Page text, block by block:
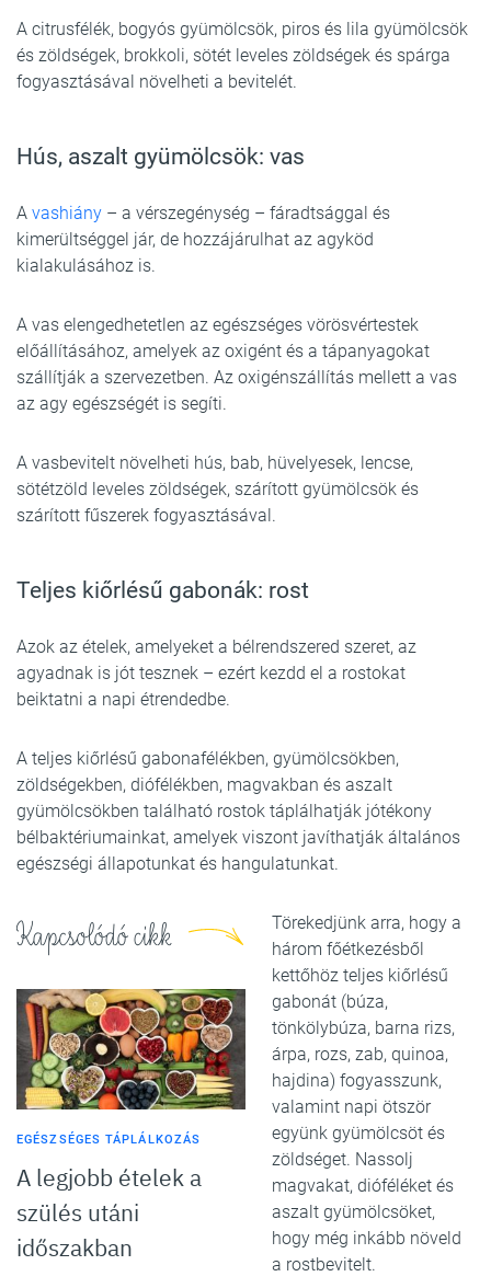
A citrusfélék, bogyós gyümölcsök, piros és lila gyümölcsök
és zöldségek, brokkoli, sötét leveles zöldségek és spárga
fogyasztásával növelheti a bevitelét.
Hús, aszalt gyümölcsök: vas
A vashiány – a vérszegénység – fáradtsággal és
kimerültséggel jár, de hozzájárulhat az agyköd
kialakulásához is.
A vas elengedhetetlen az egészséges vörösvértestek
előállításához, amelyek az oxigént és a tápanyagokat
szállítják a szervezetben. Az oxigénszállítás mellett a vas
az agy egészségét is segíti.
A vasbevitelt növelheti hús, bab, hüvelyesek, lencse,
sötétzöld leveles zöldségek, szárított gyümölcsök és
szárított fűszerek fogyasztásával.
Teljes kiőrlésű gabonák: rost
Azok az ételek, amelyeket a bélrendszered szeret, az
agyadnak is jót tesznek – ezért kezdd el a rostokat
beiktatni a napi étrendedbe.
A teljes kiőrlésű gabonafélékben, gyümölcsökben,
zöldségekben, diófélékben, magvakban és aszalt
gyümölcsökben található rostok táplálhatják jótékony
bélbaktériumainkat, amelyek viszont javíthatják általános
egészségi állapotunkat és hangulatunkat.
Kapcsolódó cikk
EGÉSZSÉGES TÁPLÁLKOZÁS
A legjobb ételek a
szülés utáni
időszakban
Törekedjünk arra, hogy a
három főétkezésből
kettőhöz teljes kiőrlésű
gabonát (búza,
tönkölybúza, barna rizs,
árpa, rozs, zab, quinoa,
hajdina) fogyasszunk,
valamint napi ötször
együnk gyümölcsöt és
zöldséget. Nassolj
magvakat, dióféléket és
aszalt gyümölcsöket,
hogy még inkább növeld
a rostbevitelt.